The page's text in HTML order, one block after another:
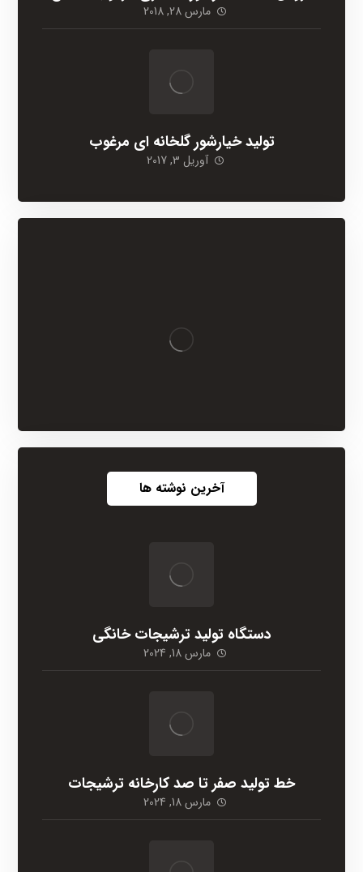
مارس 28, 2018
تولید خیارشور گلخانه ای مرغوب
آوریل 3, 2017
آخرین نوشته ها
دستگاه تولید ترشیجات خانگی
مارس 18, 2024
خط تولید صفر تا صد کارخانه ترشیجات
مارس 18, 2024